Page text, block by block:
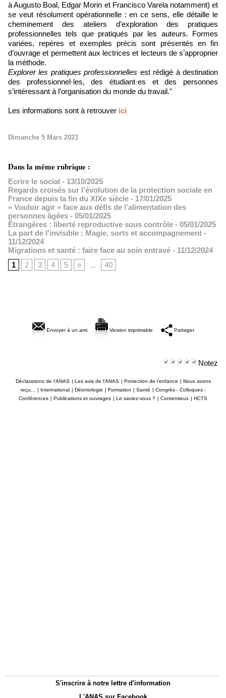
à Augusto Boal, Edgar Morin et Francisco Varela notamment) et
se veut résolument opérationnelle : en ce sens, elle détaille le
cheminement des ateliers d’exploration des pratiques
professionnelles tels que pratiqués par les auteurs. Formes
variées, repères et exemples précis sont présentés en fin
d’ouvrage et permettent aux lectrices et lecteurs de s’approprier
la méthode.
Explorer les pratiques professionnelles est rédigé à destination
des professionnel·les, des étudiant·es et des personnes
s’intéressant à l’organisation du monde du travail."
Les informations sont à retrouver ici
Dimanche 5 Mars 2023
Dans la même rubrique :
Ecrire le social - 13/10/2025
Regards croisés sur l’évolution de la protection sociale en
France depuis la fin du XIXe siècle - 17/01/2025
« Vouloir agir » face aux défis de l’alimentation des
personnes âgées - 05/01/2025
Étrangères : liberté reproductive sous contrôle - 05/01/2025
La part de l'invisible : Magie, sorts et accompagnement -
11/12/2024
Migrations et santé : faire face au soin entravé - 11/12/2024
1
2 3 4 5 » ... 40
Envoyer à un ami Version imprimable Partager
Notez
Déclarations de l'ANAS | Les avis de l'ANAS | Protection de l'enfance | Nous avons
reçu...
| International | Déontologie | Formation | Santé | Congrès - Colloques -
Conférences | Publications et ouvrages | Le saviez-vous ? | Contentieux | HCTS
S'inscrire à notre lettre d'information